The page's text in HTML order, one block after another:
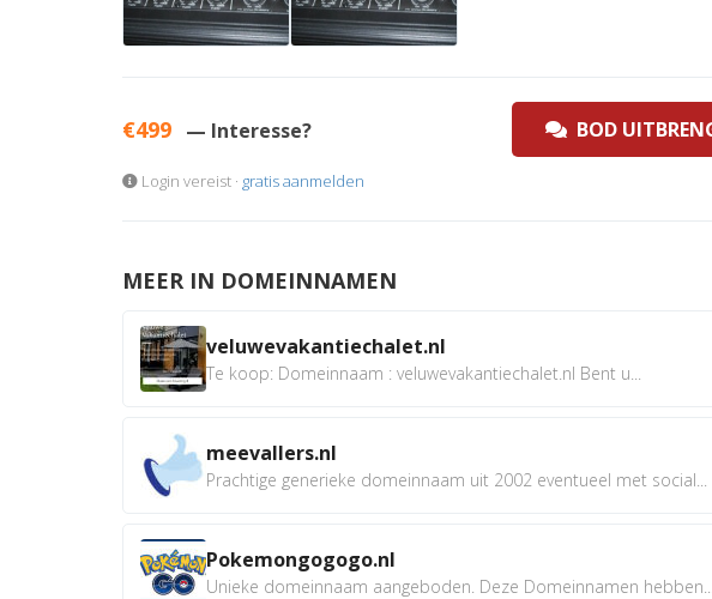
€499 — Interesse? BOD
Login vereist · gratis aanmelden
MEER IN DOMEINNAMEN
veluwevakantiechalet.nl
Te koop: Domeinnaam : veluwevakantiechalet.nl Bent u...
meevallers.nl
Prachtige generieke domeinnaam uit 2002 eventueel met social...
Pokemongogogo.nl
Unieke domeinnaam aangeboden. Deze Domeinnamen hebben...